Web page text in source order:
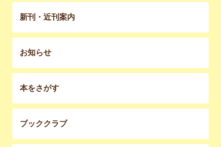
新刊・近刊案内
お知らせ
本をさがす
ブッククラブ